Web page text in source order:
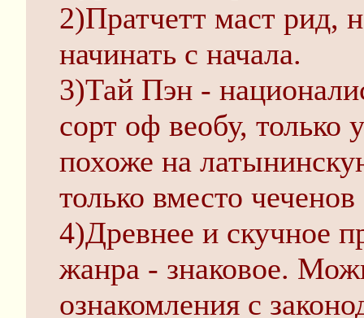
2)Пратчетт маст
начинать с начала.
3)Тай Пэн -
сорт оф веобу, только
похоже на
только вместо
4)Древнее и скучное
жанра - знаковое.
ознакомления с